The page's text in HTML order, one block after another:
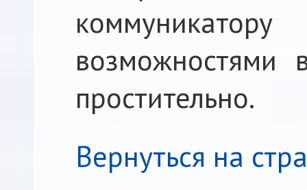
простительно.
Вернуться на